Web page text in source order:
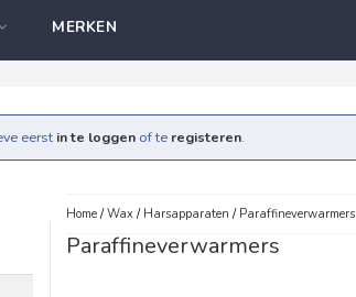
MERKEN
eerst in te loggen of te registeren.
Home/Wax/ Harsapparaten / Paraffineverwarmers
Paraffineverwarmers